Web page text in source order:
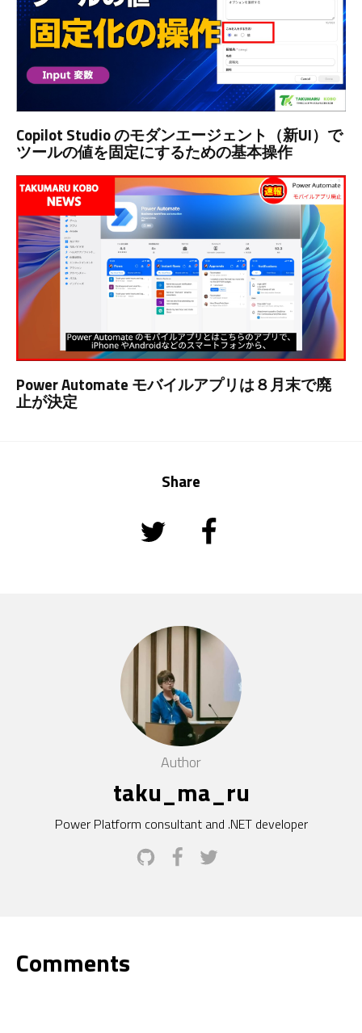
Copilot Studio のモダンエージェント（新UI）で
ツールの値を固定にするための基本操作
Power Automate モバイルアプリは８月末で廃
止が決定
Share
Author
taku_ma_ru
Power Platform consultant and .NET developer
Comments